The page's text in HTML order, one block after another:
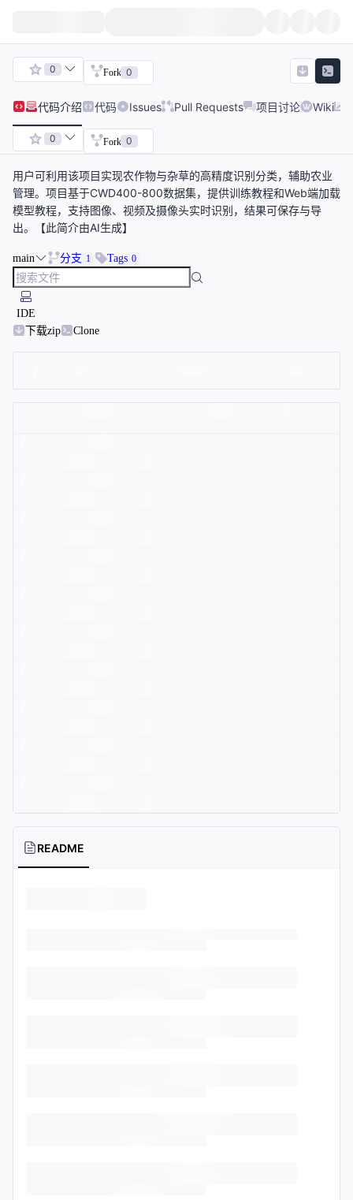
0 Fork 0
代码介绍 代码 Issues Pull Requests 项目讨论 Wiki
0 Fork 0
用户可利用该项目实现农作物与杂草的高精度识别分类，辅助农业
管理。项目基于CWD400-800数据集，提供训练教程和Web端加载
模型教程，支持图像、视频及摄像头实时识别，结果可保存与导
出。【此简介由AI生成】
main 分支 1 Tags 0
IDE
下载zip
Clone
README